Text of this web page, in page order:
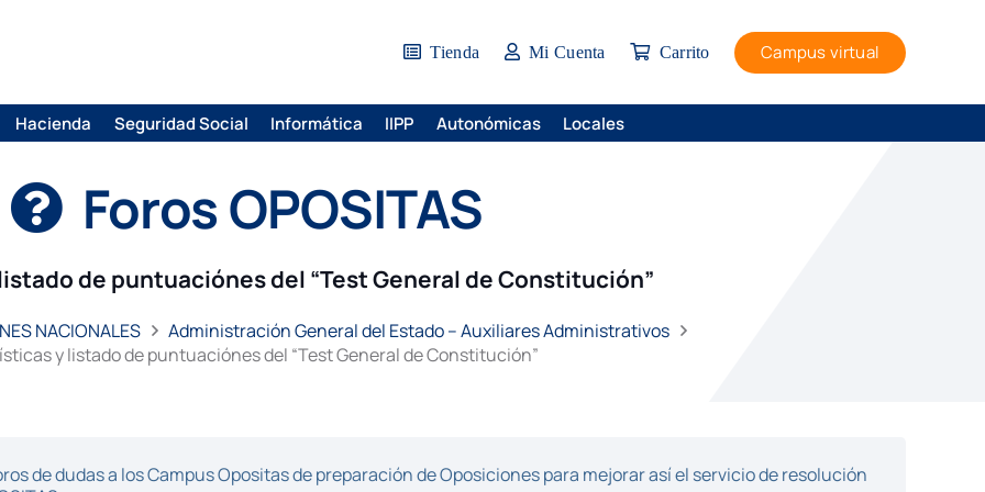
Tienda Mi Cuenta Carrito Campus virtual
Hacienda Seguridad Social Informática IIPP Autonómicas Locales
Foros OPOSITAS
de puntuaciónes del “Test General de Constitución”
NACIONALES
Administración General del Estado – Auxiliares Administrativos
y listado de puntuaciónes del “Test General de Constitución”
de dudas a los Campus Opositas de preparación de Oposiciones para mejorar así el servicio de resolución